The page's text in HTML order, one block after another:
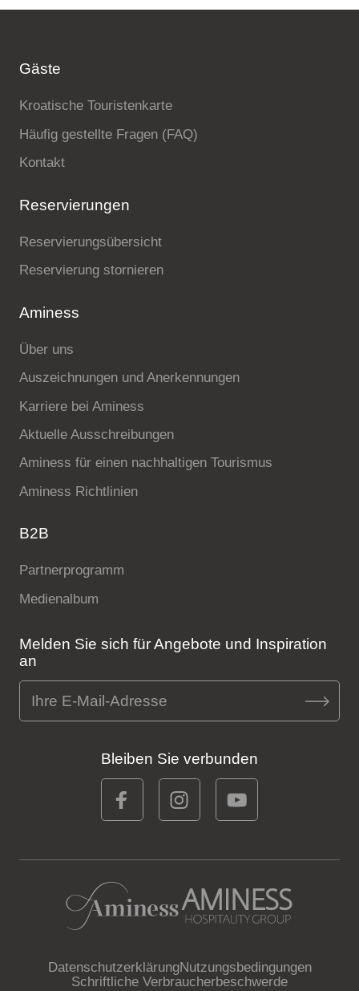
Gäste
Kroatische Touristenkarte
Häufig gestellte Fragen (FAQ)
Kontakt
Reservierungen
Reservierungsübersicht
Reservierung stornieren
Aminess
Über uns
Auszeichnungen und Anerkennungen
Karriere bei Aminess
Aktuelle Ausschreibungen
Aminess für einen nachhaltigen Tourismus
Aminess Richtlinien
B2B
Partnerprogramm
Medienalbum
Melden Sie sich für Angebote und Inspiration
an
Bleiben Sie verbunden
DatenschutzerklärungNutzungsbedingungen
Schriftliche Verbraucherbeschwerde